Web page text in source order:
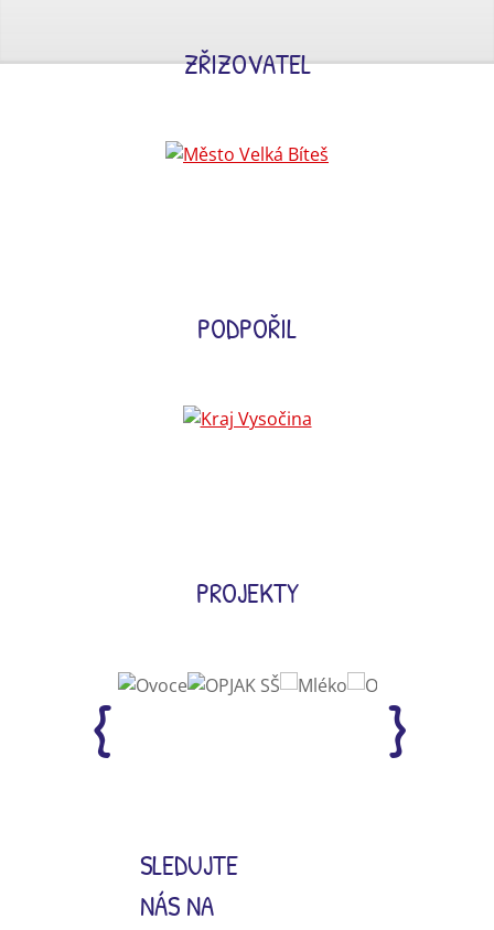
ZŘIZOVATEL
PODPOŘIL
PROJEKTY
SLEDUJTE
NÁS NA